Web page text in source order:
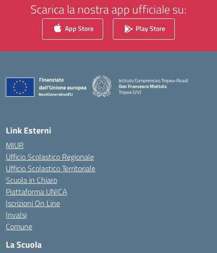
Scarica la nostra app ufficiale su:
App Store Play Store
Istituto Comprensivo Tropea-Ricadi
Don Francesco Mottola
Tropea (VV)
— Visita la pagina iniziale della scuola
Link Esterni
MIUR
Ufficio Scolastico Regionale
Ufficio Scolastico Territoriale
Scuola in Chiaro
Piattaforma UNICA
Iscrizioni On Line
Invalsi
Comune
La Scuola